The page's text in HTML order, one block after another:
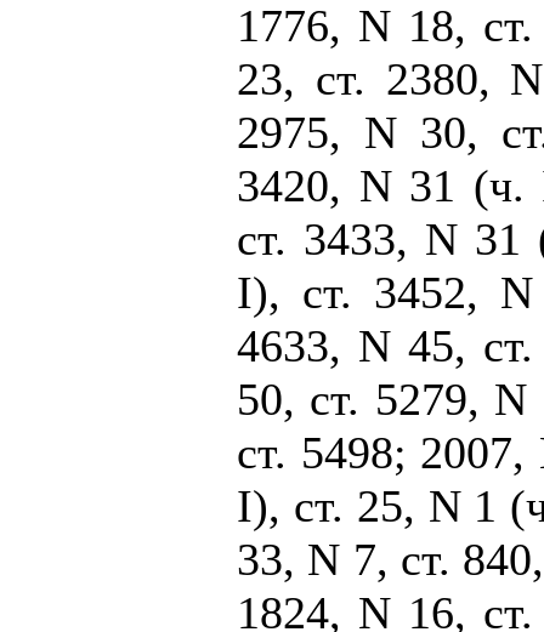
1776, N 18,
23, ст. 2380,
2975, N 30,
3420, N 31
ст. 3433, N
I), ст. 3452,
4633, N 45,
50, ст. 5279,
ст. 5498;
I), ст. 25, N 1
33, N 7, ст.
1824, N 16,